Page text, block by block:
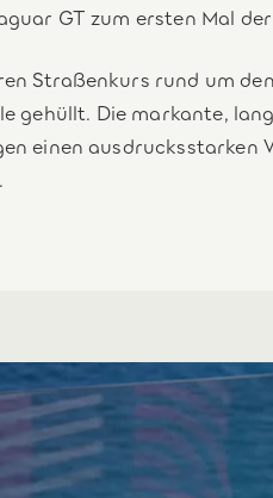
GT zum ersten Mal
Straßenkurs rund um
gehüllt. Die markante,
einen